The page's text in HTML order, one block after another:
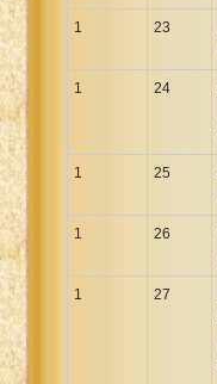
1 23
1 24
1 25
1 26
1 27